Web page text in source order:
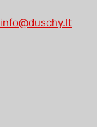
info@duschy.lt